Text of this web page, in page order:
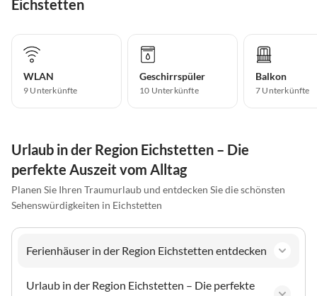
Eichstetten
WLAN
9 Unterkünfte
Geschirrspüler
10 Unterkünfte
Balkon
7 Unterkünfte
Urlaub in der Region Eichstetten – Die
perfekte Auszeit vom Alltag
Planen Sie Ihren Traumurlaub und entdecken Sie die schönsten
Sehenswürdigkeiten in Eichstetten
Ferienhäuser in der Region Eichstetten entdecken
Urlaub in der Region Eichstetten – Die perfekte